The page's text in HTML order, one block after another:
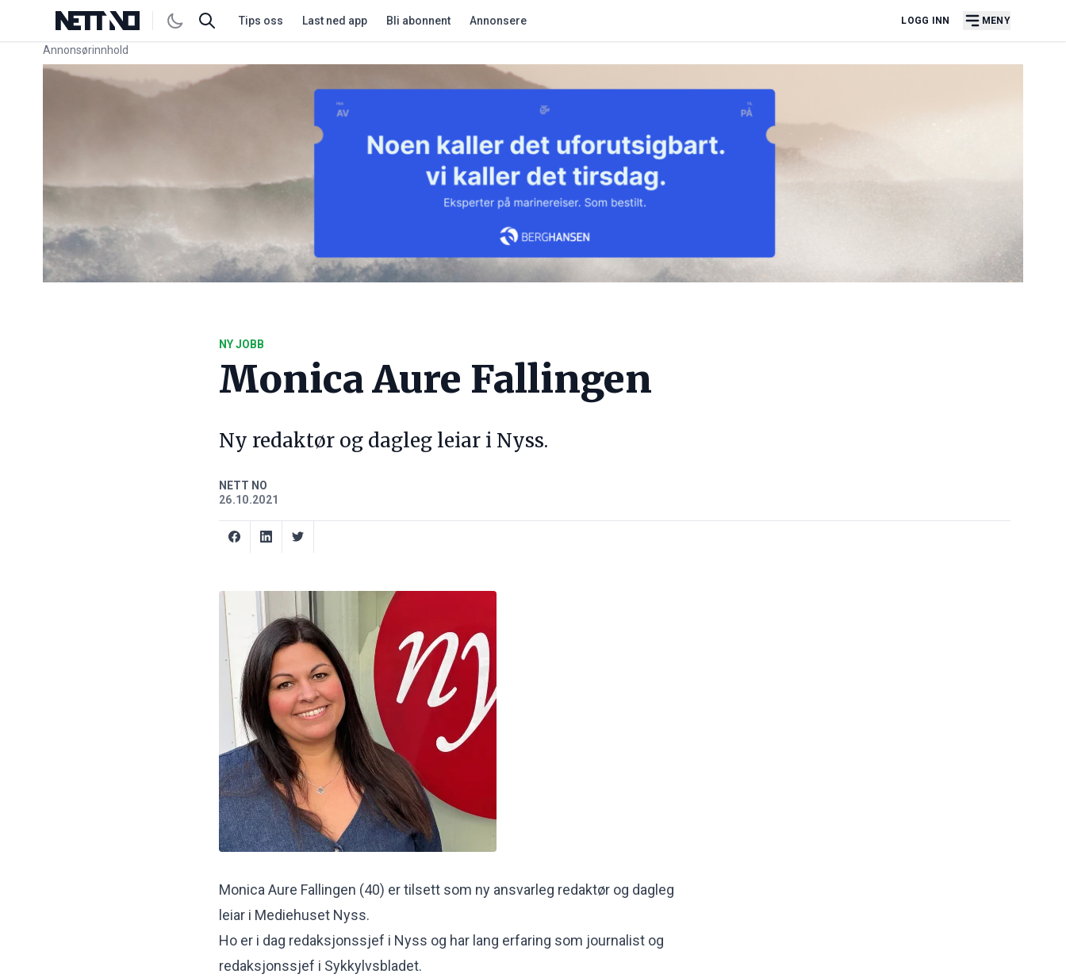
Tips oss Last ned app Bli abonnent Annonsere LOGG INN MENY
Annonsørinnhold
Link for annonse
NY JOBB
Monica Aure Fallingen
Ny redaktør og dagleg leiar i Nyss.
NETT NO
26.10.2021
Monica Aure Fallingen (40) er tilsett som ny ansvarleg redaktør og dagleg
leiar i Mediehuset Nyss.
Ho er i dag redaksjonssjef i Nyss og har lang erfaring som journalist og
redaksjonssjef i Sykkylvsbladet.